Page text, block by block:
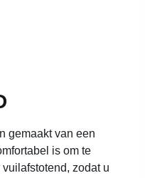
gemaakt van een
is om te
zodat u